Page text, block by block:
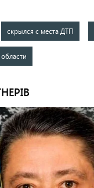
скрылся с места ДТП